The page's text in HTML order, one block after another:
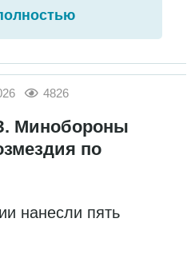
4826
Минобороны
по
нанесли пять